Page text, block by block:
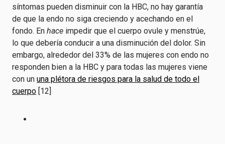
síntomas pueden disminuir con la HBC, no hay garantía
de que la endo no siga creciendo y acechando en el
fondo. En hace impedir que el cuerpo ovule y menstrúe,
lo que debería conducir a una disminución del dolor. Sin
embargo, alrededor del 33% de las mujeres con endo no
responden bien a la HBC y para todas las mujeres viene
con un una plétora de riesgos para la salud de todo el
cuerpo [12]